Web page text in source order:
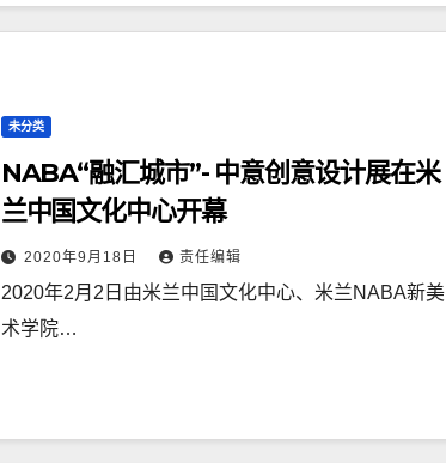
未分类
NABA“融汇城市”- 中意创意设计展在米
兰中国文化中心开幕
2020年9月18日 责任编辑
2020年2月2日由米兰中国文化中心、米兰NABA新美
术学院…